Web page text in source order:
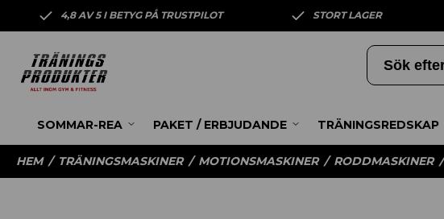
4,8 AV 5 I BETYG PÅ TRUSTPILOT STORT LAGER
SOMMAR-REA PAKET / ERBJUDANDE TRÄNINGSREDSKAP
HEM / TRÄNINGSMASKINER / MOTIONSMASKINER / RODDMASKINER /